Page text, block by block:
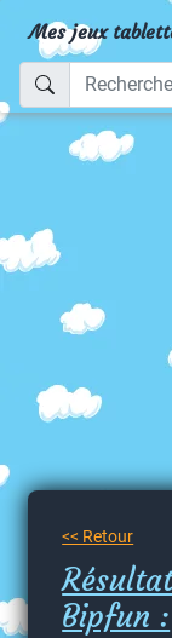
Mes jeux
<< Retour
Bipfun :